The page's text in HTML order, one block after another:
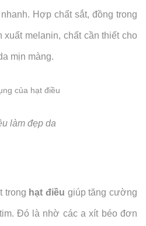
Hợp chất sắt, đồng trong
xuất melanin, chất cần thiết cho
mịn màng.
làm đẹp da
trong hạt điều giúp tăng cường
Đó là nhờ các a xít béo đơn